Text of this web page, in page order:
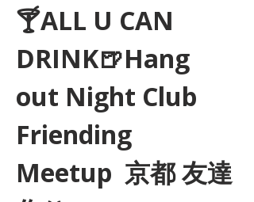
🍸ALL U CAN
DRINK🍺Hang
out Night Club
Friending
Meetup  京都 友達